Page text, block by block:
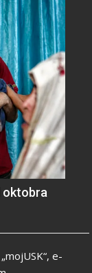
oktobra
e-